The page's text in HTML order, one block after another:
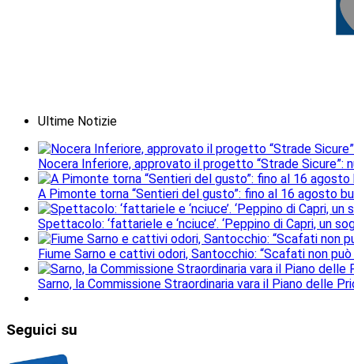
Ultime Notizie
Nocera Inferiore, approvato il progetto “Strade
A Pimonte torna “Sentieri del gusto”: fino al 16 agosto
Spettacolo: ‘fattariele e ‘nciuce’. ‘Peppino di Capri, un
Fiume Sarno e cattivi odori, Santocchio: “Scafati non
Sarno, la Commissione Straordinaria vara il Piano delle
Seguici su